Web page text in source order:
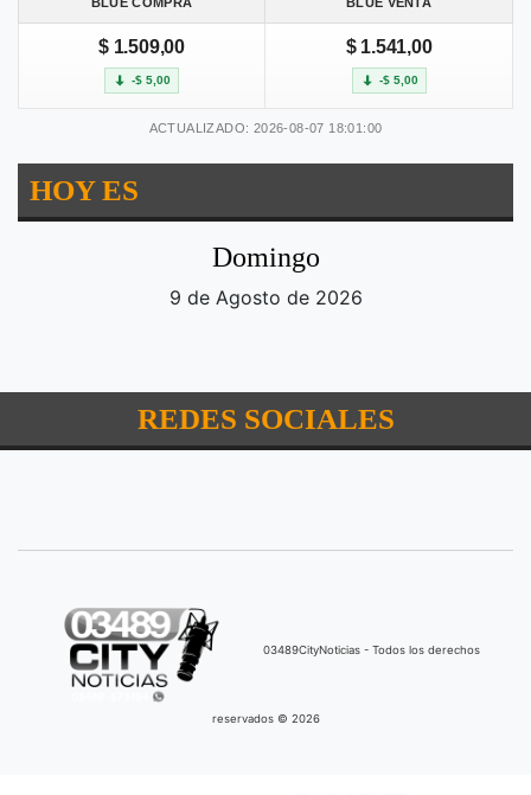
$ 1.509,00
-$ 5,00
$ 1.541,00
-$ 5,00
ACTUALIZADO: 2026-08-07 18:01:00
HOY ES
Domingo
9 de Agosto de 2026
REDES SOCIALES
03489CityNoticias - Todos los derechos
reservados © 2026